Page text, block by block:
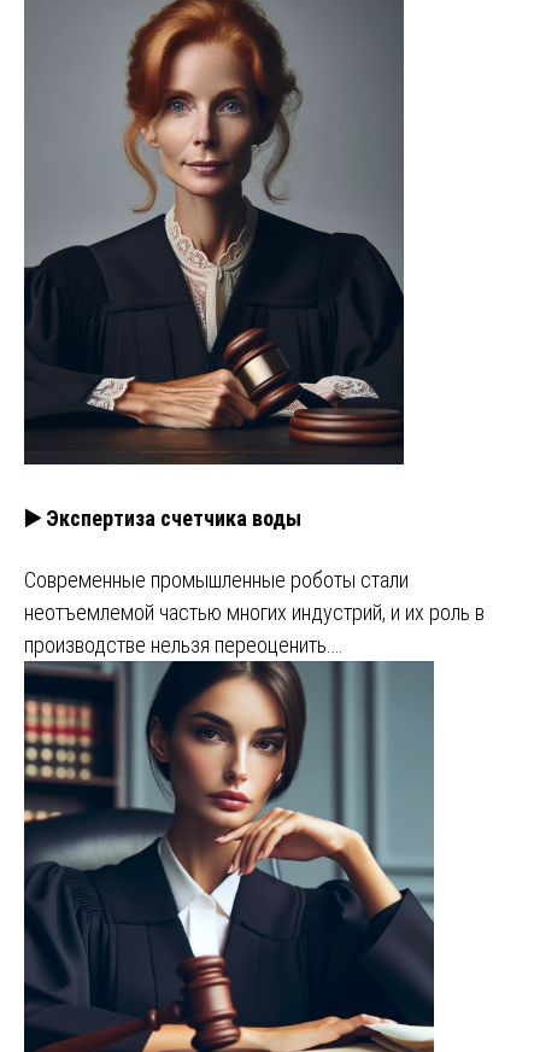
▶️ Экспертиза счетчика воды
Современные промышленные роботы стали
неотъемлемой частью многих индустрий, и их роль в
производстве нельзя переоценить.…